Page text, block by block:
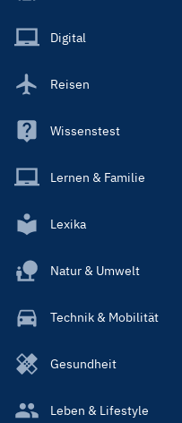
Main
Digital
Reisen
Wissenstest
Lernen & Familie
Lexika
Natur & Umwelt
Technik & Mobilität
Gesundheit
Leben & Lifestyle